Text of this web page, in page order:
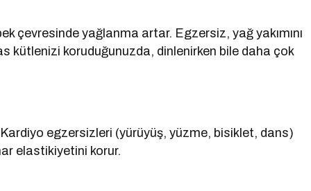
çevresinde yağlanma artar. Egzersiz, yağ yakımını
kütlenizi koruduğunuzda, dinlenirken bile daha çok
egzersizleri (yürüyüş, yüzme, bisiklet, dans)
elastikiyetini korur.